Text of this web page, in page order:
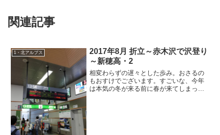
関連記事
1・北アルプス
2017年8月 折立～赤木沢で沢登り
～新穂高・2
相変わらずの遅々とした歩み。おさるの
もおすけでございます。すごいな、今年
は本気の冬が来る前に春が来てしまった